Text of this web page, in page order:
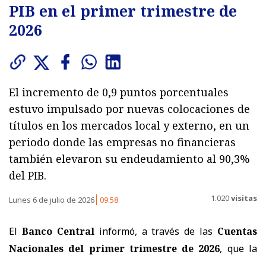
PIB en el primer trimestre de
2026
El incremento de 0,9 puntos porcentuales
estuvo impulsado por nuevas colocaciones de
títulos en los mercados local y externo, en un
periodo donde las empresas no financieras
también elevaron su endeudamiento al 90,3%
del PIB.
Lunes 6 de julio de 2026 09:58 1.020visitas
El Banco Centralinformó, a través de las Cuentas
Nacionales del primer trimestre de 2026, que la